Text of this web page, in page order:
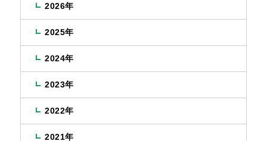
2026年
2025年
2024年
2023年
2022年
2021年